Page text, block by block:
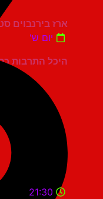
היכל התרבות כפר סבא
ארז בירנבוים סטנדאפ
יום ש'
21:30